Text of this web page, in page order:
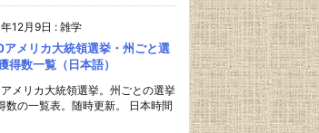
12月9日 : 雑学
メリカ大統領選挙・州ごと選
得数一覧（日本語）
メリカ大統領選挙。州ごとの選挙
数の一覧表。随時更新。 日本時間